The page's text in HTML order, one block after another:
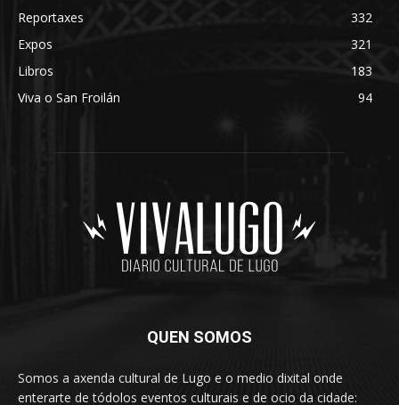
Reportaxes
332
Expos
321
Libros
183
Viva o San Froilán
94
QUEN SOMOS
Somos a axenda cultural de Lugo e o medio dixital onde
enterarte de tódolos eventos culturais e de ocio da cidade: